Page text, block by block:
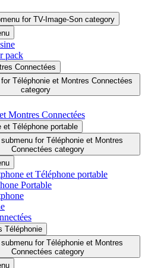
for TV-Image-Son category
pack
Connectées
Téléphonie et Montres Connectées
category
Montres Connectées
et Téléphone portable
for Téléphonie et Montres
Connectées category
et Téléphone portable
Portable
Téléphonie
for Téléphonie et Montres
Connectées category